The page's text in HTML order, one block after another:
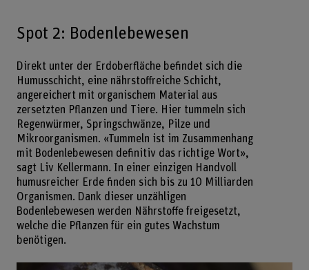
Spot 2: Bodenlebewesen
Direkt unter der Erdoberfläche befindet sich die
Humusschicht, eine nährstoffreiche Schicht,
angereichert mit organischem Material aus
zersetzten Pflanzen und Tiere. Hier tummeln sich
Regenwürmer, Springschwänze, Pilze und
Mikroorganismen. «Tummeln ist im Zusammenhang
mit Bodenlebewesen definitiv das richtige Wort»,
sagt Liv Kellermann. In einer einzigen Handvoll
humusreicher Erde finden sich bis zu 10 Milliarden
Organismen. Dank dieser unzähligen
Bodenlebewesen werden Nährstoffe freigesetzt,
welche die Pflanzen für ein gutes Wachstum
benötigen.